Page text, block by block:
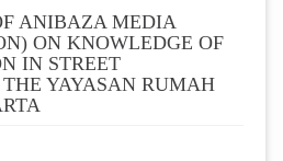
ANIBAZA MEDIA
ON KNOWLEDGE OF
IN STREET
YAYASAN RUMAH